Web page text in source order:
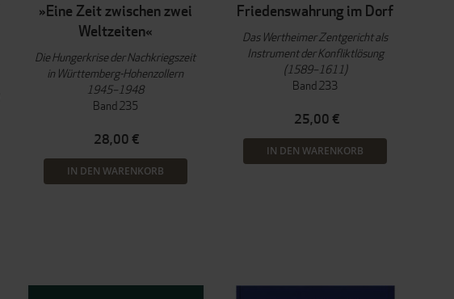
»Eine Zeit zwischen zwei
Weltzeiten«
Die Hungerkrise der Nachkriegszeit
in Württemberg-Hohenzollern
1945–1948
Band 235
28,00 €
IN DEN WARENKORB
Friedenswahrung im Dorf
Das Wertheimer Zentgericht als
Instrument der Konfliktlösung
(1589–1611)
Band 233
25,00 €
IN DEN WARENKORB